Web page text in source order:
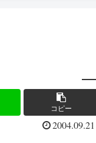
コピー
2004.09.21